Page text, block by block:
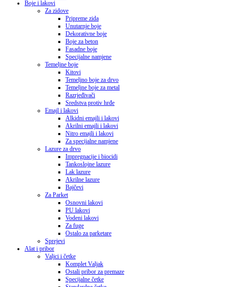
Boje i lakovi
Za zidove
Pripreme zida
Unutarnje boje
Dekorativne boje
Boje za beton
Fasadne boje
Specijalne namjene
Temeljne boje
Kitovi
Temeljno boje za drvo
Temeljne boje za metal
Razrjeđivači
Sredstva protiv hrđe
Emajl i lakovi
Alkidni emajli i lakovi
Akrilni emajli i lakovi
Nitro emajli i lakovi
Za specijalne namjene
Lazure za drvo
Impregnacije i biocidi
Tankoslojne lazure
Lak lazure
Akrilne lazure
Bajčevi
Za Parket
Osnovni lakovi
PU lakovi
Vodeni lakovi
Za fuge
Ostalo za parketare
Sprejevi
Alat i pribor
Valjci i četke
Komplet Valjak
Ostali pribor za premaze
Specijalne četke